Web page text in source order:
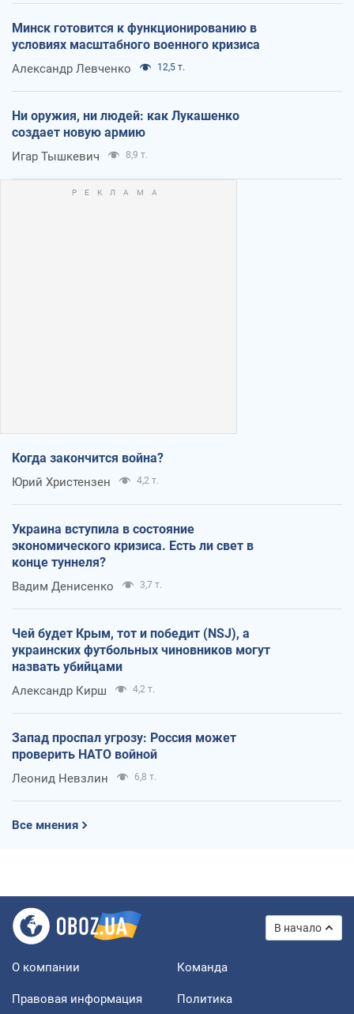
Минск готовится к функционированию в
условиях масштабного военного кризиса
Александр Левченко 12,5 т.
Ни оружия, ни людей: как Лукашенко
создает новую армию
Игар Тышкевич 8,9 т.
Когда закончится война?
Юрий Христензен 4,2 т.
Украина вступила в состояние
экономического кризиса. Есть ли свет в
конце туннеля?
Вадим Денисенко 3,7 т.
Чей будет Крым, тот и победит (NSJ), а
украинских футбольных чиновников могут
назвать убийцами
Александр Кирш 4,2 т.
Запад проспал угрозу: Россия может
проверить НАТО войной
Леонид Невзлин 6,8 т.
Все мнения
В начало
О компании Команда
Правовая информация
Политика